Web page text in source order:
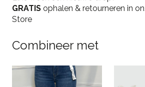
Black
quantity
GRATIS ophalen & retourneren in
Store
Combineer met